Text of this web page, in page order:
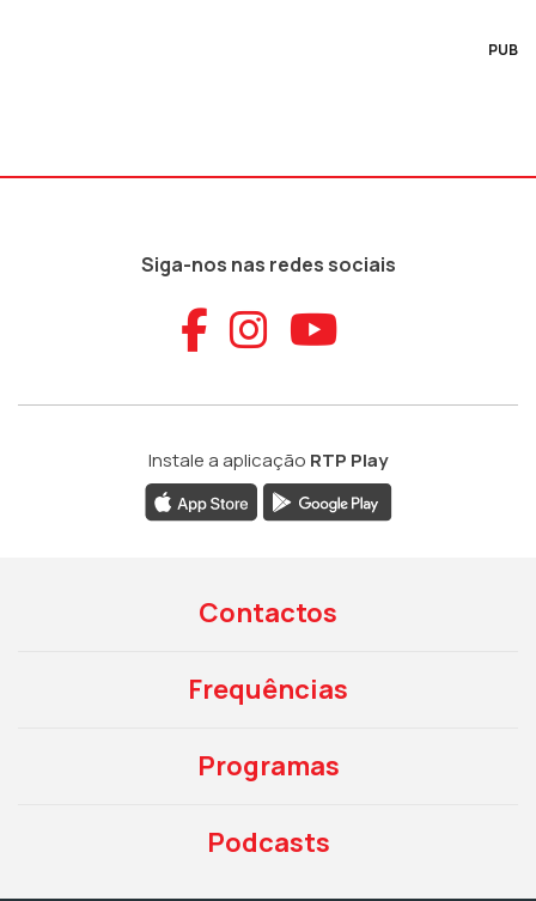
PUB
Siga-nos nas redes sociais
Aceder ao
Aceder ao
Aceder
Instale a aplicação RTP Play
Contactos
Frequências
Programas
Podcasts